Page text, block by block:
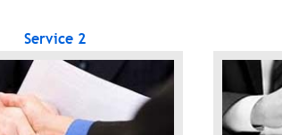
Service 2